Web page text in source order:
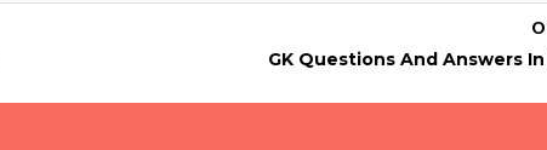
GK Questions And Answers